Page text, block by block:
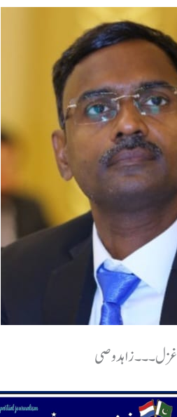
غزل۔۔۔ زاہد وصی